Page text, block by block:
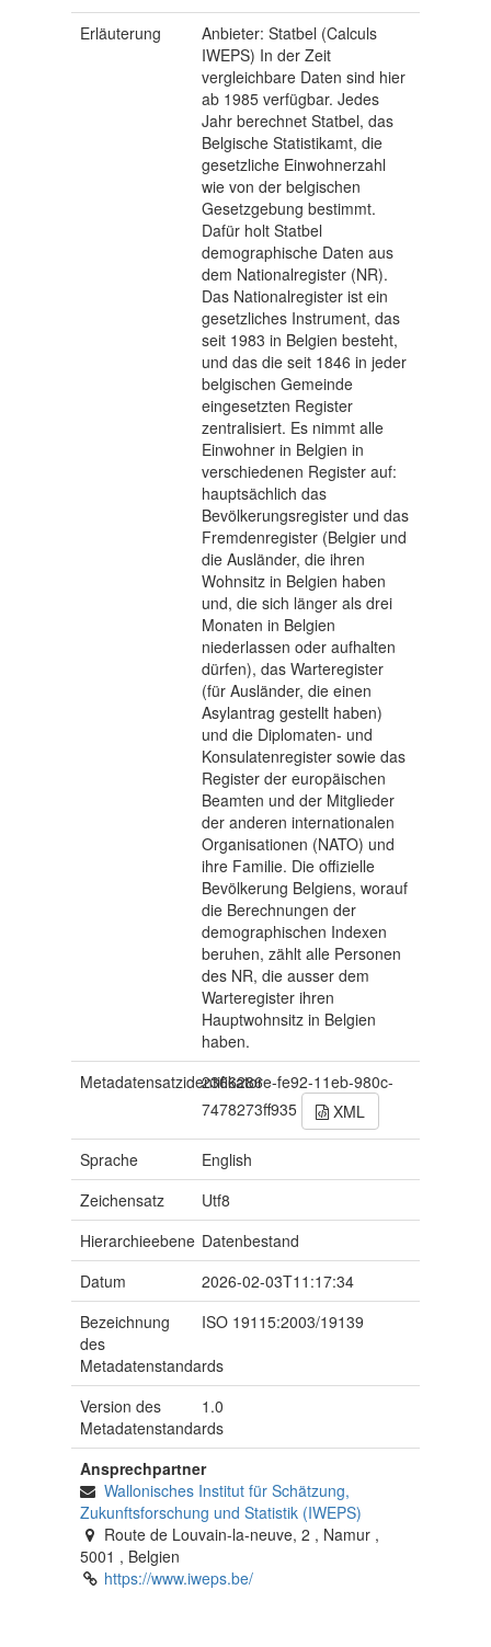
Erläuterung
Anbieter: Statbel (Calculs
IWEPS) In der Zeit
vergleichbare Daten sind hier
ab 1985 verfügbar. Jedes
Jahr berechnet Statbel, das
Belgische Statistikamt, die
gesetzliche Einwohnerzahl
wie von der belgischen
Gesetzgebung bestimmt.
Dafür holt Statbel
demographische Daten aus
dem Nationalregister (NR).
Das Nationalregister ist ein
gesetzliches Instrument, das
seit 1983 in Belgien besteht,
und das die seit 1846 in jeder
belgischen Gemeinde
eingesetzten Register
zentralisiert. Es nimmt alle
Einwohner in Belgien in
verschiedenen Register auf:
hauptsächlich das
Bevölkerungsregister und das
Fremdenregister (Belgier und
die Ausländer, die ihren
Wohnsitz in Belgien haben
und, die sich länger als drei
Monaten in Belgien
niederlassen oder aufhalten
dürfen), das Warteregister
(für Ausländer, die einen
Asylantrag gestellt haben)
und die Diplomaten- und
Konsulatenregister sowie das
Register der europäischen
Beamten und der Mitglieder
der anderen internationalen
Organisationen (NATO) und
ihre Familie. Die offizielle
Bevölkerung Belgiens, worauf
die Berechnungen der
demographischen Indexen
beruhen, zählt alle Personen
des NR, die ausser dem
Warteregister ihren
Hauptwohnsitz in Belgien
haben.
Metadatensatzidentifikator2366286e-fe92-11eb-980c-
7478273ff935
XML
Sprache
English
Zeichensatz
Utf8
Hierarchieebene Datenbestand
Datum
2026-02-03T11:17:34
Bezeichnung
des
Metadatenstandards
ISO 19115:2003/19139
Version des
Metadatenstandards
1.0
Ansprechpartner
Wallonisches Institut für Schätzung,
Zukunftsforschung und Statistik (IWEPS)
Route de Louvain-la-neuve, 2 , Namur ,
5001 , Belgien
https://www.iweps.be/